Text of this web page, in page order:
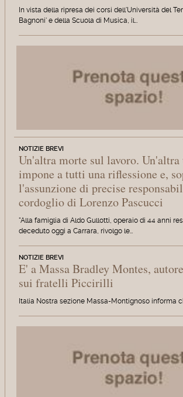
In vista della ripresa dei corsi dell'Università del
Bagnoni' e della Scuola di Musica, il…
NOTIZIE BREVI
Un'altra morte sul lavoro. Un'altra
impone a tutti una riflessione e,
l'assunzione di precise
cordoglio di Lorenzo Pascucci
"Alla famiglia di Aldo Gullotti, operaio di 44 anni
deceduto oggi a Carrara, rivolgo le…
NOTIZIE BREVI
E' a Massa Bradley Montes,
sui fratelli Piccirilli
Italia Nostra sezione Massa-Montignoso informa